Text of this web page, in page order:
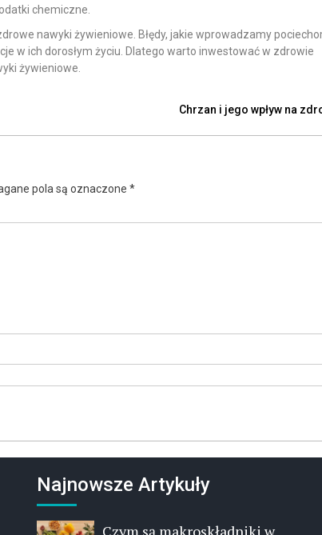
chemiczne.
nawyki żywieniowe. Błędy, jakie wprowadzamy
w ich dorosłym życiu. Dlatego warto inwestować w zdrowie
żywieniowe.
Chrzan i jego wpływ na
pola są oznaczone *
Najnowsze Artykuły
Czym są makroskładniki w